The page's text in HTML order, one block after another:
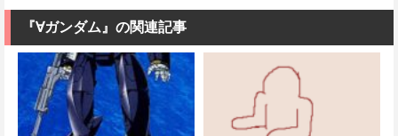
『∀ガンダム』の関連記事